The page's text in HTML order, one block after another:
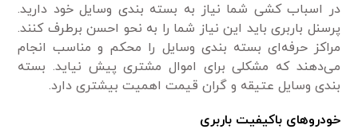
در اسباب کشی شما نیاز به بسته بندی وسایل خود دارید.
پرسنل باربری باید این نیاز شما را به نحو احسن برطرف کنند.
مراکز حرفه‌ای بسته بندی وسایل را محکم و مناسب انجام
می‌دهند که مشکلی برای اموال مشتری پیش نیاید. بسته
بندی وسایل عتیقه و گران قیمت اهمیت بیشتری دارد.
خودروهای باکیفیت باربری